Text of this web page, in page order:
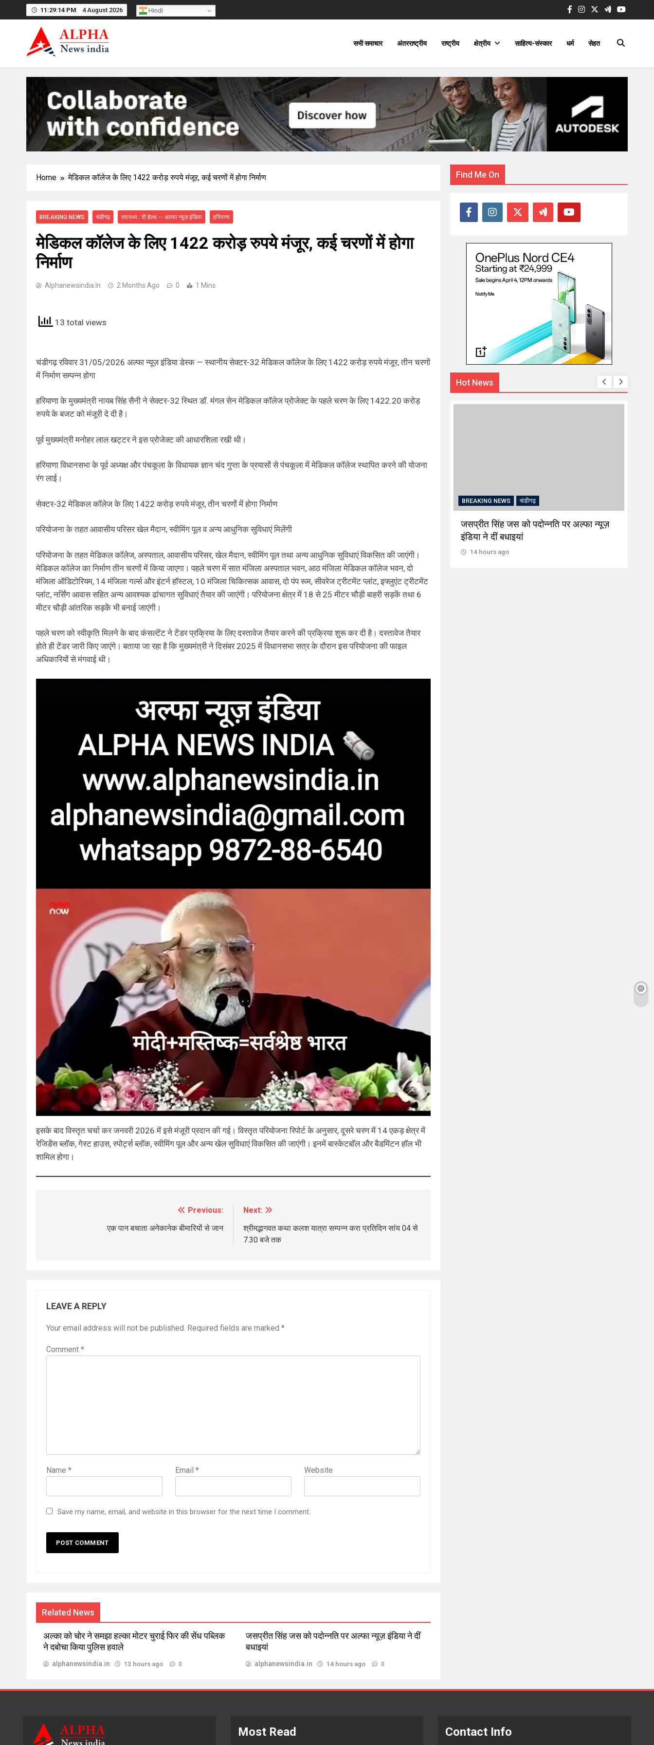
11:29:15 PM 4 August 2026
सभी समाचार अंतरराष्ट्रीय राष्ट्रीय क्षेत्रीय साहित्य-संस्कार धर्म सेहत
Home मेडिकल कॉलेज के लिए 1422 करोड़ रुपये मंजूर, कई चरणों में होगा निर्माण
BREAKING NEWS चंडीगढ़ स्वास्थ्य : दी हेल्थ -- अल्फा न्यूज़ इंडिया हरियाणा
मेडिकल कॉलेज के लिए 1422 करोड़ रुपये मंजूर, कई चरणों में होगा
निर्माण
Alphanewsindia.in 2 Months Ago 0 1 Mins
13 total views
चंडीगढ़ रविवार 31/05/2026 अल्फा न्यूज़ इंडिया डेस्क — स्थानीय सेक्टर-32 मेडिकल कॉलेज के लिए 1422 करोड़ रुपये मंजूर, तीन चरणों
में निर्माण सम्पन्न होगा
हरियाणा के मुख्यमंत्री नायब सिंह सैनी ने सेक्टर-32 स्थित डॉ. मंगल सेन मेडिकल कॉलेज प्रोजेक्ट के पहले चरण के लिए 1422.20 करोड़
रुपये के बजट को मंजूरी दे दी है।
पूर्व मुख्यमंत्री मनोहर लाल खट्टर ने इस प्रोजेक्ट की आधारशिला रखी थी।
हरियाणा विधानसभा के पूर्व अध्यक्ष और पंचकूला के विधायक ज्ञान चंद गुप्ता के प्रयासों से पंचकूला में मेडिकल कॉलेज स्थापित करने की योजना
रंग लाई।
सेक्टर-32 मेडिकल कॉलेज के लिए 1422 करोड़ रुपये मंजूर, तीन चरणों में होगा निर्माण
परियोजना के तहत आवासीय परिसर खेल मैदान, स्वीमिंग पूल व अन्य आधुनिक सुविधाएं मिलेंगी
परियोजना के तहत मेडिकल कॉलेज, अस्पताल, आवासीय परिसर, खेल मैदान, स्वीमिंग पूल तथा अन्य आधुनिक सुविधाएं विकसित की जाएंगी।
मेडिकल कॉलेज का निर्माण तीन चरणों में किया जाएगा। पहले चरण में सात मंजिला अस्पताल भवन, आठ मंजिला मेडिकल कॉलेज भवन, दो
मंजिला ऑडिटोरियम, 14 मंजिला गर्ल्स और इंटर्न हॉस्टल, 10 मंजिला चिकित्सक आवास, दो पंप रूम, सीवरेज ट्रीटमेंट प्लांट, इफ्लुएंट ट्रीटमेंट
प्लांट, नर्सिंग आवास सहित अन्य आवश्यक ढांचागत सुविधाएं तैयार की जाएंगी। परियोजना क्षेत्र में 18 से 25 मीटर चौड़ी बाहरी सड़कें तथा 6
मीटर चौड़ी आंतरिक सड़कें भी बनाई जाएंगी।
पहले चरण को स्वीकृति मिलने के बाद कंसल्टेंट ने टेंडर प्रक्रिया के लिए दस्तावेज तैयार करने की प्रक्रिया शुरू कर दी है। दस्तावेज तैयार
होते ही टेंडर जारी किए जाएंगे। बताया जा रहा है कि मुख्यमंत्री ने दिसंबर 2025 में विधानसभा सत्र के दौरान इस परियोजना की फाइल
अधिकारियों से मंगवाई थी।
इसके बाद विस्तृत चर्चा कर जनवरी 2026 में इसे मंजूरी प्रदान की गई। विस्तृत परियोजना रिपोर्ट के अनुसार, दूसरे चरण में 14 एकड़ क्षेत्र में
रेजिडेंस ब्लॉक, गेस्ट हाउस, स्पोर्ट्स ब्लॉक, स्वीमिंग पूल और अन्य खेल सुविधाएं विकसित की जाएंगी। इनमें बास्केटबॉल और बैडमिंटन हॉल भी
शामिल होगा।
Previous:
एक पान बचाता अनेकानेक बीमारियों से जान
Next:
श्रीमद्भागवत कथा कलश यात्रा सम्पन्न करा प्रतिदिन सांय 04 से
7.30 बजे तक
LEAVE A REPLY
Your email address will not be published. Required fields are marked *
Comment *
Name * Email* Website
Save my name, email, and website in this browser for the next time I comment.
Related News
अल्का को चोर ने समझा हल्का मोटर चुराई फिर की सेंध पब्लिक
ने दबोचा किया पुलिस हवाले
alphanewsindia.in 13 hours ago 0
जसप्रीत सिंह जस को पदोन्नति पर अल्फा न्यूज़ इंडिया ने दीं
बधाइयां
alphanewsindia.in 14 hours ago 0
Find Me On
Hot News
अल्का को चोर ने समझा हल्का मोटर चुराई फिर
14 hours ago
BREAKING NEWS चंडीगढ़
जसप्रीत सिंह जस को पदोन्नति पर अल्फा न्यूज़
इंडिया ने दीं बधाइयां
14 hours ago
Most Read Contact Info
Hindi